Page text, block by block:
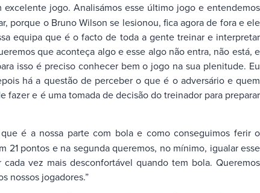
jogo. Analisámos esse último jogo e entendemos
porque o Bruno Wilson se lesionou, fica agora de fora e ele
equipa que é o facto de toda a gente treinar e interpretar
que aconteça algo e esse algo não entra, não está, e
isso é preciso conhecer bem o jogo na sua plenitude. Eu
há a questão de perceber o que é o adversário e quem
e é uma tomada de decisão do treinador para preparar
é a nossa parte com bola e como conseguimos ferir o
pontos e na segunda queremos, no mínimo, igualar esse
vez mais desconfortável quando tem bola. Queremos
nossos jogadores.”